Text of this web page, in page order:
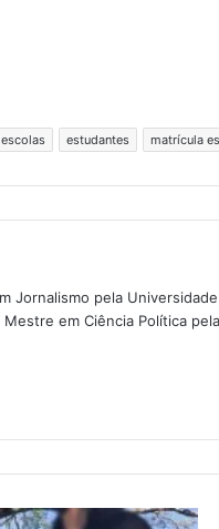
escolas estudantes matrícula
Jornalismo pela
em Ciência Política